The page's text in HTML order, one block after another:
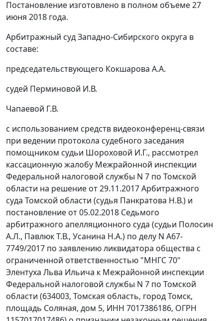
Постановление изготовлено в полном объеме 27
июня 2018 года.
Арбитражный суд Западно-Сибирского округа в
составе:
председательствующего Кокшарова А.А.
судей Перминовой И.В.
Чапаевой Г.В.
с использованием средств видеоконференц-связи
при ведении протокола судебного заседания
помощником судьи Шороховой И.Г., рассмотрел
кассационную жалобу Межрайонной инспекции
Федеральной налоговой службы N 7 по Томской
области на решение от 29.11.2017 Арбитражного
суда Томской области (судья Панкратова Н.В.) и
постановление от 05.02.2018 Седьмого
арбитражного апелляционного суда (судьи Полосин
А.Л., Павлюк Т.В., Усанина Н.А.) по делу N А67-
7749/2017 по заявлению ликвидатора общества с
ограниченной ответственностью "МНГС 70"
Элентуха Льва Ильича к Межрайонной инспекции
Федеральной налоговой службы N 7 по Томской
области (634003, Томская область, город Томск,
площадь Соляная, дом 5, ИНН 7017386186, ОГРН